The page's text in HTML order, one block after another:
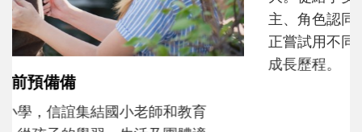
和孩子一起長大的那個男人│讀懂父親的
不同模樣